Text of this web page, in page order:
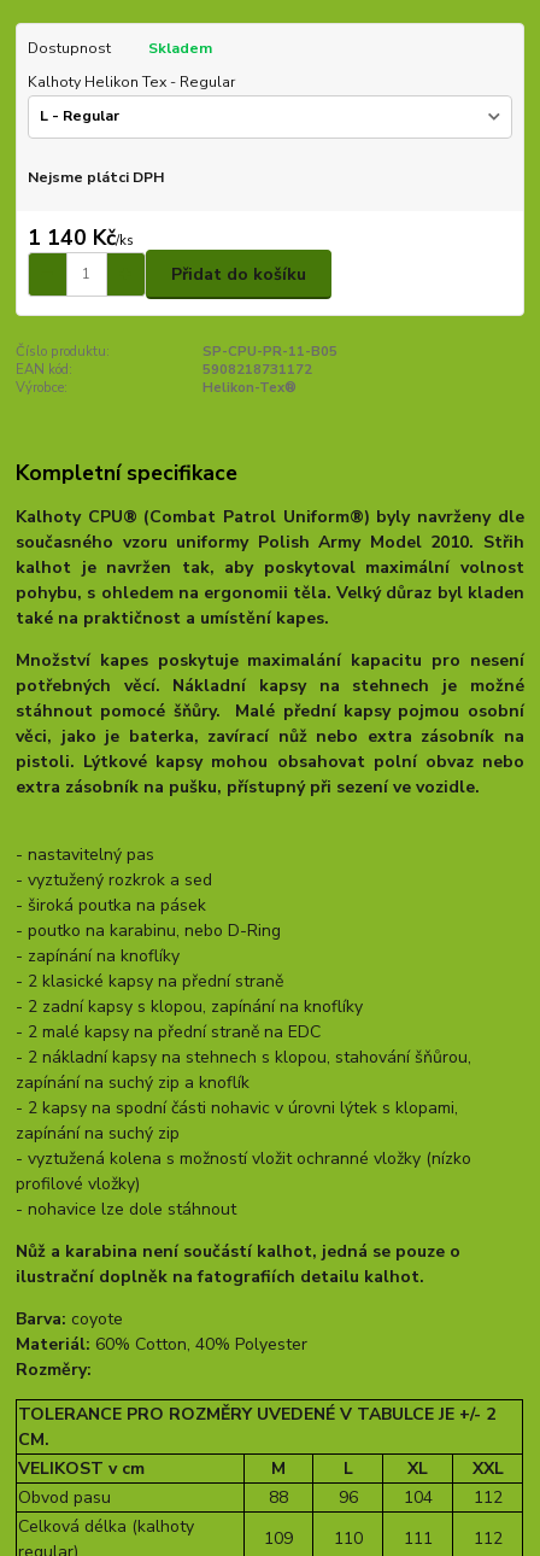
Dostupnost
Skladem
Kalhoty Helikon Tex - Regular
Nejsme plátci DPH
1 140 Kč/ks
Přidat do košíku
Číslo produktu:
SP-CPU-PR-11-B05
EAN kód:
5908218731172
Výrobce:
Helikon-Tex®
Kompletní specifikace
Kalhoty CPU® (Combat Patrol Uniform®) byly navrženy dle
současného vzoru uniformy Polish Army Model 2010. Střih
kalhot je navržen tak, aby poskytoval maximální volnost
pohybu, s ohledem na ergonomii těla. Velký důraz byl kladen
také na praktičnost a umístění kapes.
Množství kapes poskytuje maximalání kapacitu pro nesení
potřebných věcí. Nákladní kapsy na stehnech je možné
stáhnout pomocé šňůry. Malé přední kapsy pojmou osobní
věci, jako je baterka, zavírací nůž nebo extra zásobník na
pistoli. Lýtkové kapsy mohou obsahovat polní obvaz nebo
extra zásobník na pušku, přístupný při sezení ve vozidle.
- nastavitelný pas
- vyztužený rozkrok a sed
- široká poutka na pásek
- poutko na karabinu, nebo D-Ring
- zapínání na knoflíky
- 2 klasické kapsy na přední straně
- 2 zadní kapsy s klopou, zapínání na knoflíky
- 2 malé kapsy na přední straně na EDC
- 2 nákladní kapsy na stehnech s klopou, stahování šňůrou,
zapínání na suchý zip a knoflík
- 2 kapsy na spodní části nohavic v úrovni lýtek s klopami,
zapínání na suchý zip
- vyztužená kolena s možností vložit ochranné vložky (nízko
profilové vložky)
- nohavice lze dole stáhnout
Nůž a karabina není součástí kalhot, jedná se pouze o
ilustrační doplněk na fatografiích detailu kalhot.
Barva: coyote
Materiál: 60% Cotton, 40% Polyester
Rozměry:
TOLERANCE PRO ROZMĚRY UVEDENÉ V TABULCE JE +/- 2
CM.
VELIKOST v cm
M L XL
XXL
Obvod pasu
88 96 104
112
Celková délka (kalhoty
regular)
109 110 111 112